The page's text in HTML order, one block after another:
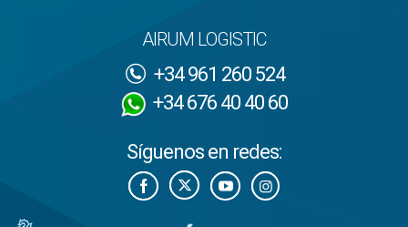
AIRUM LOGISTIC
+34 961 260 524
+34 676 40 40 60
Síguenos en redes: